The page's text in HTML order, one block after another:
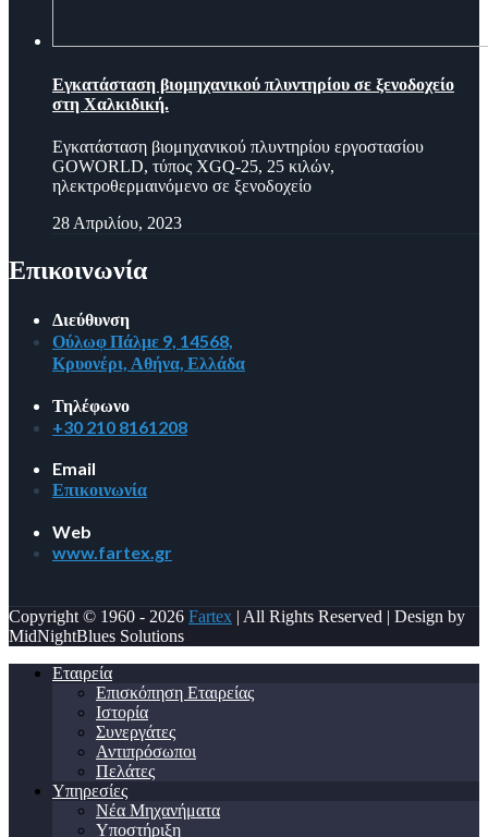
Εγκατάσταση βιομηχανικού πλυντηρίου σε ξενοδοχείο
στη Χαλκιδική.
Εγκατάσταση βιομηχανικού πλυντηρίου εργοστασίου
GOWORLD, τύπος XGQ-25, 25 κιλών,
ηλεκτροθερμαινόμενο σε ξενοδοχείο
28 Απριλίου, 2023
Επικοινωνία
Διεύθυνση
Ούλωφ Πάλμε 9, 14568,
Κρυονέρι, Αθήνα, Ελλάδα
Τηλέφωνο
+30 210 8161208
Email
Επικοινωνία
Web
www.fartex.gr
Copyright © 1960 - 2026 Fartex | All Rights Reserved | Design by
MidNightBlues Solutions
Εταιρεία
Επισκόπηση Εταιρείας
Ιστορία
Συνεργάτες
Αντιπρόσωποι
Πελάτες
Υπηρεσίες
Νέα Μηχανήματα
Υποστήριξη